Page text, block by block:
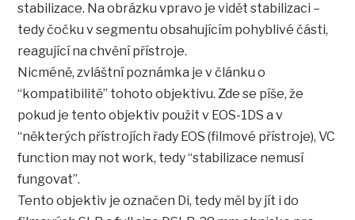
stabilizace. Na obrázku vpravo je vidět stabilizaci –
tedy čočku v segmentu obsahujícím pohyblivé části,
reagující na chvění přístroje.
Nicméně, zvláštní poznámka je v článku o
“kompatibilitě” tohoto objektivu. Zde se píše, že
pokud je tento objektiv použit v EOS-1DS a v
“některých přístrojích řady EOS (filmové přístroje), VC
function may not work, tedy “stabilizace nemusí
fungovat”.
Tento objektiv je označen Di, tedy měl by jít i do